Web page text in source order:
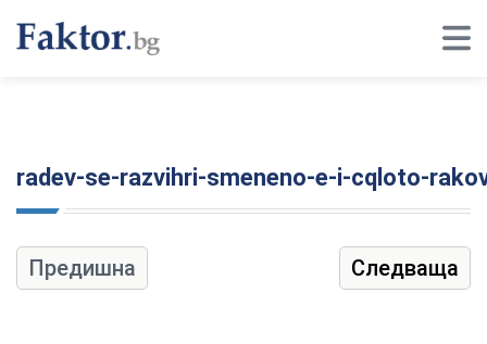
radev-se-razvihri-smeneno-e-i-cqloto-
Предишна Следваща